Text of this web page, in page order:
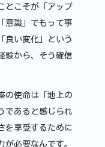
とこそが「アップ
意識」でもって事
良い変化」という
験から、そう確信
の使命は「地上の
であると感じられ
を享受するために
が必要なんです。